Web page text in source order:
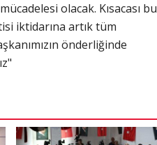
olacak. Kısacası bu
iktidarına artık tüm
önderliğinde